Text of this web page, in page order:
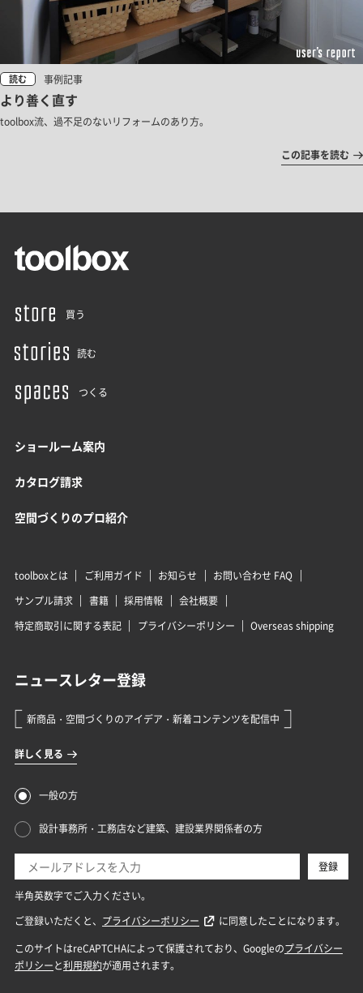
読む 事例記事
より善く直す
toolbox流、過不足のないリフォームのあり方。
この記事を読む
買う
読む
つくる
ショールーム案内
カタログ請求
空間づくりのプロ紹介
toolboxとは ご利用ガイド お知らせ
お問い合わせ FAQ
サンプル請求
書籍 採用情報
会社概要
特定商取引に関する表記
プライバシーポリシー Overseas shipping